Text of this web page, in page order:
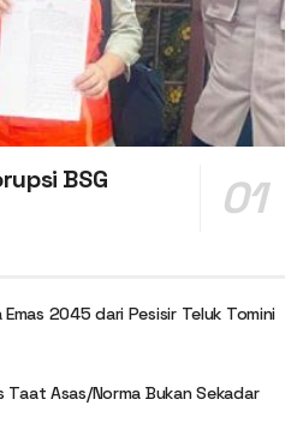
BSG
2045 dari Pesisir Teluk Tomini
Taat Asas/Norma Bukan Sekadar